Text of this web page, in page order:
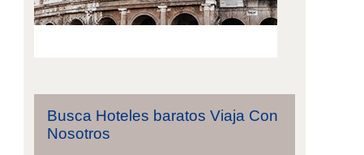
Busca Hoteles baratos Viaja Con
Nosotros